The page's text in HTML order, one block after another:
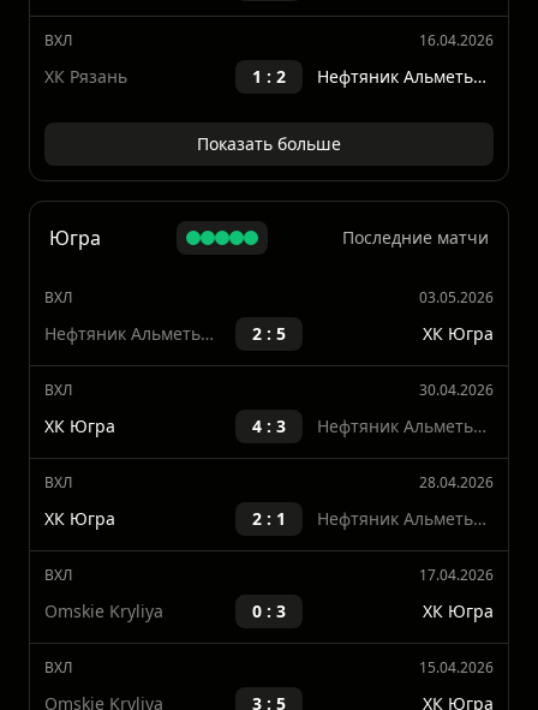
ВХЛ 19.04.2026
7 : 2 ХК Рязань
ВХЛ 16.04.2026
ХК Рязань 1 : 2 Нефтяник Альметьевск
Показать больше
Югра Последние матчи
ВХЛ 03.05.2026
2 : 5 ХК Югра
ВХЛ 30.04.2026
ХК Югра 4 : 3
ВХЛ 28.04.2026
ХК Югра 2 : 1 Нефтяник Альметьевск
ВХЛ 17.04.2026
Omskie Kryliya 0 : 3 ХК Югра